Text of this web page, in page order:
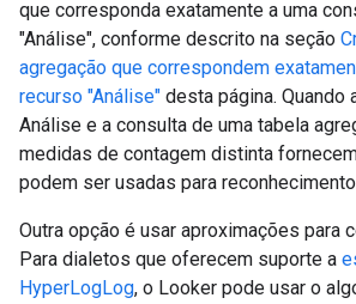
que corresponda exatamente a uma
"Análise", conforme descrito na seção
agregação que correspondem
recurso "Análise" desta página. Quando
Análise e a consulta de uma tabela
medidas de contagem distinta
podem ser usadas para
Outra opção é usar aproximações para
Para dialetos que oferecem suporte a
HyperLogLog, o Looker pode usar o